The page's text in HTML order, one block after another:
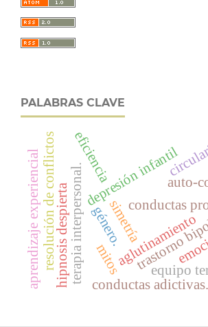
PALABRAS CLAVE
aglutinamiento
depresión infantil
conductas
trastorno
terapia interpersonal.
hipnosis despierta
auto-
eficiencia
equipo
simetría
conductas adictivas.
género.
mitos
resolución de conflictos
aprendizaje experiencial